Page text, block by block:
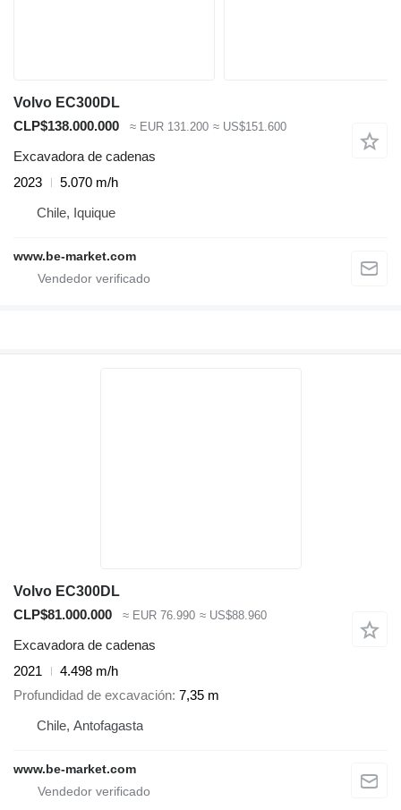
Volvo EC300DL
CLP$138.000.000
≈ EUR 131.200 ≈ US$151.600
Excavadora de cadenas
2023
5.070 m/h
Chile, Iquique
www.be-market.com
Volvo EC300DL
CLP$81.000.000
≈ EUR 76.990 ≈ US$88.960
Excavadora de cadenas
2021
4.498 m/h
Profundidad de excavación 7,35 m
Chile, Antofagasta
www.be-market.com